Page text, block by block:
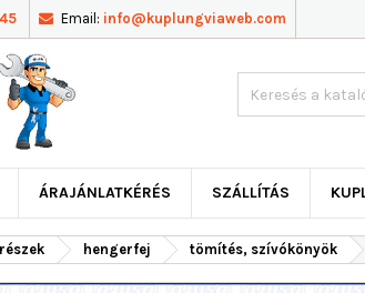
Email: info@kuplungviaweb.com
ÁRAJÁNLATKÉRÉS SZÁLLÍTÁS
hengerfej tömítés, szívókönyök